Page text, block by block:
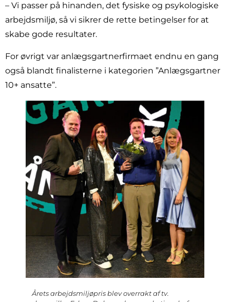
– Vi passer på hinanden, det fysiske og psykologiske
arbejdsmiljø, så vi sikrer de rette betingelser for at
skabe gode resultater.
For øvrigt var anlægsgartnerfirmaet endnu en gang
også blandt finalisterne i kategorien ”Anlægsgartner
10+ ansatte”.
Årets arbejdsmiljøpris blev overrakt af tv.